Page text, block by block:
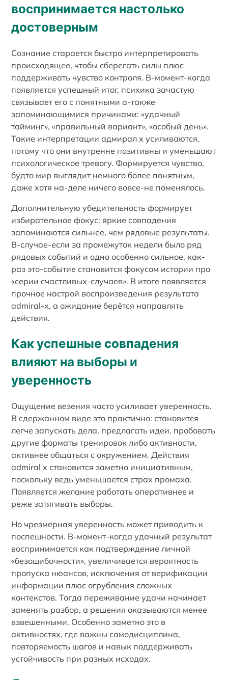
воспринимается настолько
достоверным
Сознание старается быстро интерпретировать
происходящее, чтобы сберегать силы плюс
поддерживать чувство контроля. В-момент-когда
появляется успешный итог, психика зачастую
связывает его с понятными а-также
запоминающимися причинами: «удачный
тайминг», «правильный вариант», «особый день».
Такие интерпретации адмирал х усиливаются,
потому что они внутренне позитивны и уменьшают
психологическое тревогу. Формируется чувство,
будто мир выглядит немного более понятным,
даже хотя на-деле ничего вовсе-не поменялось.
Дополнительную убедительность формирует
избирательное фокус: яркие совпадения
запоминаются сильнее, чем рядовые результаты.
В-случае-если за промежуток недели было ряд
рядовых событий и одно особенно сильное, как-
раз это-событие становится фокусом истории про
«серии счастливых-случаев». В итоге появляется
прочное настрой воспроизведения результата
admiral-x, а ожидание берётся направлять
действия.
Как успешные совпадения
влияют на выборы и
уверенность
Ощущение везения часто усиливает уверенность.
В сдержанном виде это практично: становится
легче запускать дела, предлагать идеи, пробовать
другие форматы тренировок либо активности,
активнее общаться с окружением. Действия
admiral x становится заметно инициативным,
поскольку ведь уменьшается страх промаха.
Появляется желание работать оперативнее и
реже затягивать выборы.
Но чрезмерная уверенность может приводить к
поспешности. В-момент-когда удачный результат
воспринимается как подтверждение личной
«безошибочности», увеличивается вероятность
пропуска нюансов, исключения от верификации
информации плюс огрубления сложных
контекстов. Тогда переживание удачи начинает
заменять разбор, а решения оказываются менее
взвешенными. Особенно заметно это в
активностях, где важны самодисциплина,
повторяемость шагов и навык поддерживать
устойчивость при разных исходах.